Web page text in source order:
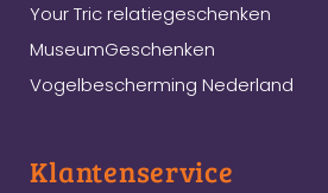
Your Tric relatiegeschenken
MuseumGeschenken
Vogelbescherming Nederland
Klantenservice